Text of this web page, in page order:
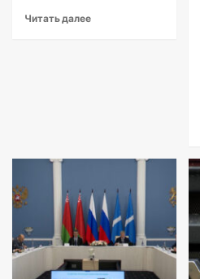
Читать далее